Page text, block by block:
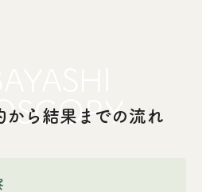
から結果までの流れ